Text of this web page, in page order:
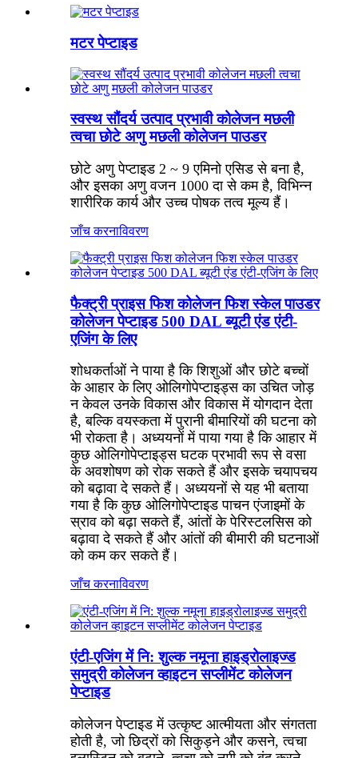
मटर पेप्टाइड
स्वस्थ सौंदर्य उत्पाद प्रभावी कोलेजन मछली
त्वचा छोटे अणु मछली कोलेजन पाउडर
छोटे अणु पेप्टाइड 2 ~ 9 एमिनो एसिड से बना है,
और इसका अणु वजन 1000 दा से कम है, विभिन्न
शारीरिक कार्य और उच्च पोषक तत्व मूल्य हैं।
जाँच करनाविवरण
फैक्ट्री प्राइस फिश कोलेजन फिश स्केल पाउडर
कोलेजन पेप्टाइड 500 DAL ब्यूटी एंड एंटी-
एजिंग के लिए
शोधकर्ताओं ने पाया है कि शिशुओं और छोटे बच्चों
के आहार के लिए ओलिगोपेप्टाइड्स का उचित जोड़
न केवल उनके विकास और विकास में योगदान देता
है, बल्कि वयस्कता में पुरानी बीमारियों की घटना को
भी रोकता है। अध्ययनों में पाया गया है कि आहार में
कुछ ओलिगोपेप्टाइड्स घटक प्रभावी रूप से वसा
के अवशोषण को रोक सकते हैं और इसके चयापचय
को बढ़ावा दे सकते हैं। अध्ययनों से यह भी बताया
गया है कि कुछ ओलिगोपेप्टाइड पाचन एंजाइमों के
स्राव को बढ़ा सकते हैं, आंतों के पेरिस्टलसिस को
बढ़ावा दे सकते हैं और आंतों की बीमारी की घटनाओं
को कम कर सकते हैं।
जाँच करनाविवरण
एंटी-एजिंग में नि: शुल्क नमूना हाइड्रोलाइज्ड
समुद्री कोलेजन व्हाइटन सप्लीमेंट कोलेजन
पेप्टाइड
कोलेजन पेप्टाइड में उत्कृष्ट आत्मीयता और संगतता
होती है, जो छिद्रों को सिकुड़ने और कसने, त्वचा